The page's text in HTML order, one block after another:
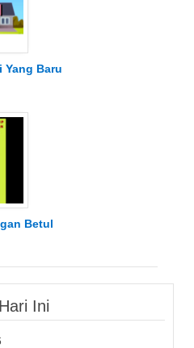
Yang Baru
Betul
Ini